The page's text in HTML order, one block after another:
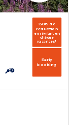
150€ de
réduction
en réglant en
chèque
vacances*
Early
booking